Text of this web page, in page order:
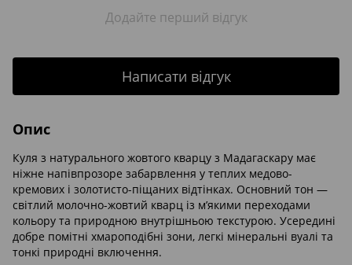
Додайте перший відгук
Написати відгук
Опис
Куля з натурального жовтого кварцу з Мадагаскару має
ніжне напівпрозоре забарвлення у теплих медово-
кремових і золотисто-піщаних відтінках. Основний тон —
світлий молочно-жовтий кварц із м’якими переходами
кольору та природною внутрішньою текстурою. Усередині
добре помітні хмароподібні зони, легкі мінеральні вуалі та
тонкі природні включення.